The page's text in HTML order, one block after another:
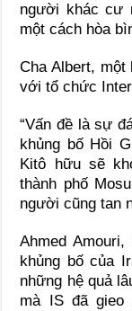
người khác cư
một cách hòa
Cha Albert, một
với tổ chức
“Vấn đề là sự
khủng bố Hồi
Kitô hữu sẽ
thành phố
người cũng tan
Ahmed
khủng bố của
những hệ quả
mà IS đã gieo